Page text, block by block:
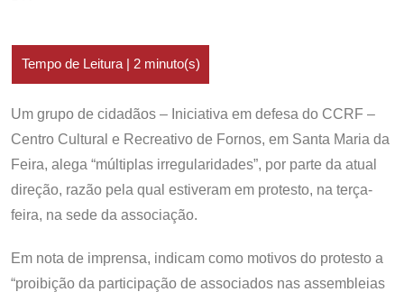
Um grupo de cidadãos – Iniciativa em defesa do CCRF –
Centro Cultural e Recreativo de Fornos, em Santa Maria da
Feira, alega “múltiplas irregularidades”, por parte da atual
direção, razão pela qual estiveram em protesto, na terça-
feira, na sede da associação.
Em nota de imprensa, indicam como motivos do protesto a
“proibição da participação de associados nas assembleias